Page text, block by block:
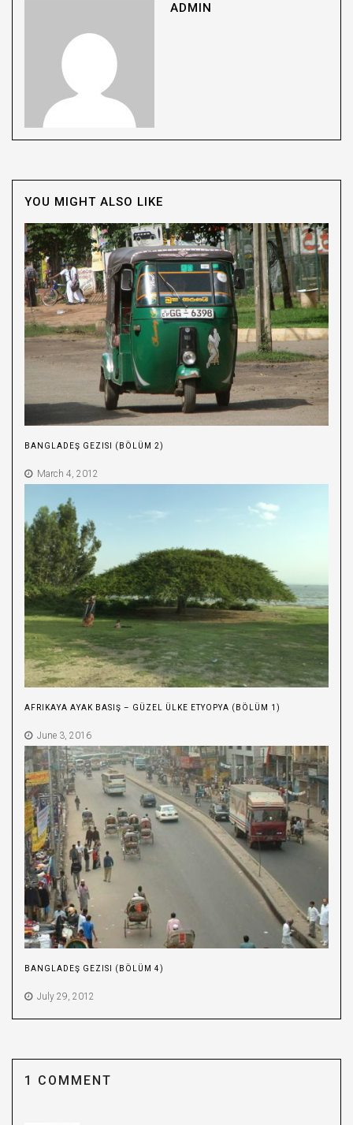
ADMIN
YOU MIGHT ALSO LIKE
BANGLADEŞ GEZISI (BÖLÜM 2)
March 4, 2012
AFRIKAYA AYAK BASIŞ – GÜZEL ÜLKE ETYOPYA (BÖLÜM 1)
June 3, 2016
BANGLADEŞ GEZISI (BÖLÜM 4)
July 29, 2012
1 COMMENT